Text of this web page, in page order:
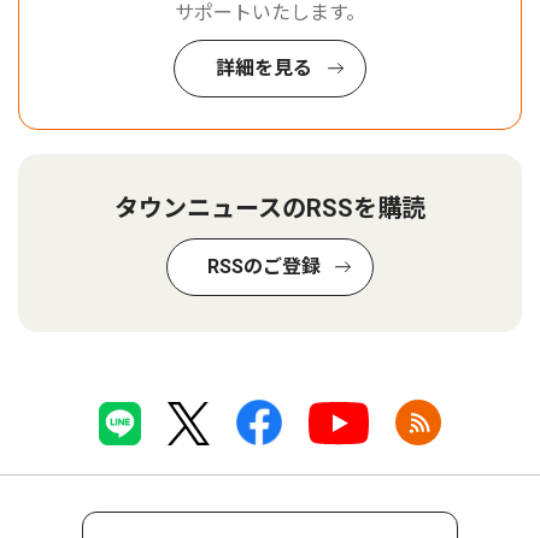
サポートいたします。
詳細を見る
タウンニュースのRSSを購読
RSSのご登録